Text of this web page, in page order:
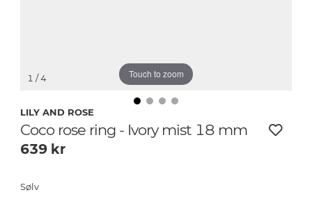
Touch to zoom
1 / 4
LILY AND ROSE
Coco rose ring - Ivory mist 18 mm
639 kr
Sølv